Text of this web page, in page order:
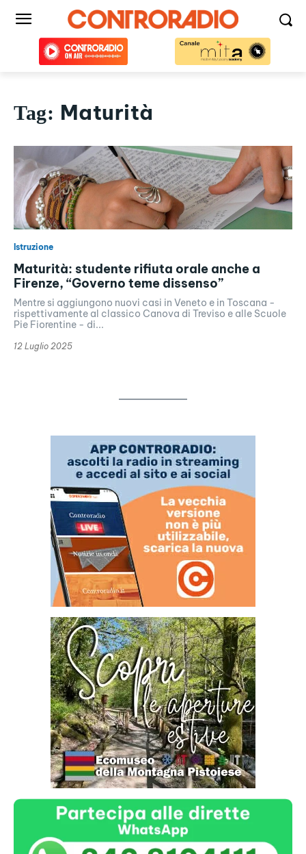
Tag: Maturità
Istruzione
Maturità: studente rifiuta orale anche a
Firenze, “Governo teme dissenso”
Mentre si aggiungono nuovi casi in Veneto e in Toscana -
rispettivamente al classico Canova di Treviso e alle Scuole
Pie Fiorentine - di...
12 Luglio 2025